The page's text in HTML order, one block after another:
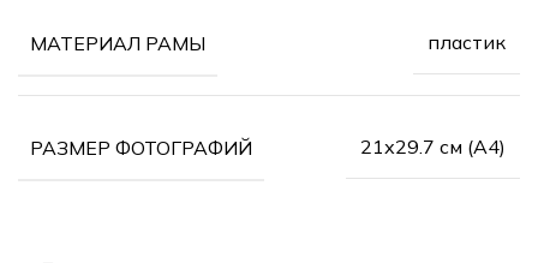
МАТЕРИАЛ РАМЫ пластик
РАЗМЕР ФОТОГРАФИЙ 21х29.7 см (А4)